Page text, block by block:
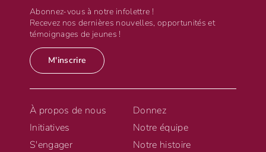
Abonnez-vous à notre infolettre !
Recevez nos dernières nouvelles, opportunités et
témoignages de jeunes !
M'inscrire
À propos de nous
Initiatives
S'engager
Donnez
Notre équipe
Notre histoire